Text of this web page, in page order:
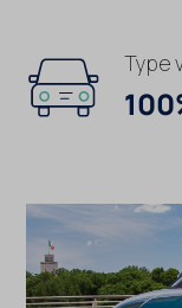
Type